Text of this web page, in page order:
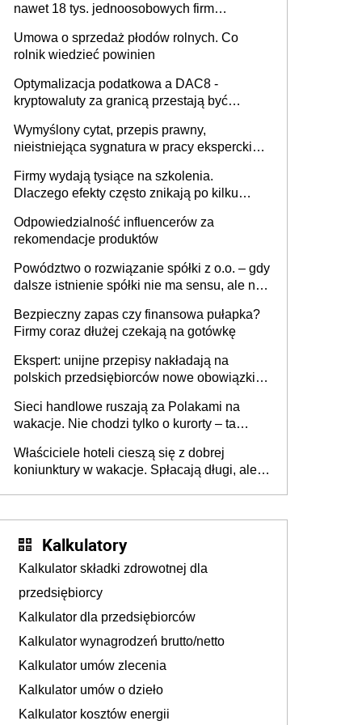
nawet 18 tys. jednoosobowych firm
Umowa o sprzedaż płodów rolnych. Co
rolnik wiedzieć powinien
Optymalizacja podatkowa a DAC8 -
kryptowaluty za granicą przestają być
Wymyślony cytat, przepis prawny,
nieistniejąca sygnatura w pracy eksperckiej -
firmie
Firmy wydają tysiące na szkolenia.
Dlaczego efekty często znikają po kilku
Odpowiedzialność influencerów za
rekomendacje produktów
Powództwo o rozwiązanie spółki z o.o. – gdy
dalsze istnienie spółki nie ma sensu, ale nie
Bezpieczny zapas czy finansowa pułapka?
Firmy coraz dłużej czekają na gotówkę
Ekspert: unijne przepisy nakładają na
polskich przedsiębiorców nowe obowiązki w
Sieci handlowe ruszają za Polakami na
wakacje. Nie chodzi tylko o kurorty – ta
tam, gdzie wielu spędzi urlop po cichu
Właściciele hoteli cieszą się z dobrej
koniunktury w wakacje. Spłacają długi, ale
Kalkulatory
Kalkulator składki zdrowotnej dla
przedsiębiorcy
Kalkulator dla przedsiębiorców
Kalkulator wynagrodzeń brutto/netto
Kalkulator umów zlecenia
Kalkulator umów o dzieło
Kalkulator kosztów energii